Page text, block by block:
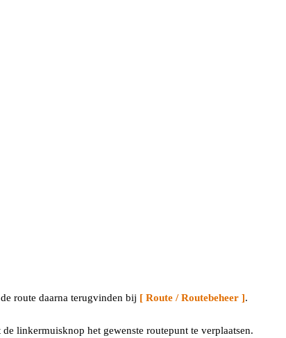
route daarna terugvinden bij [ Route / Routebeheer ].
linkermuisknop het gewenste routepunt te verplaatsen.